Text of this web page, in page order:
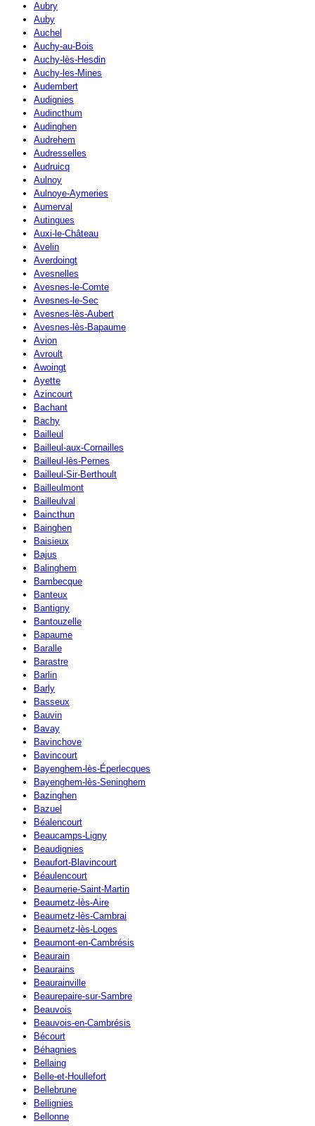
Aubry
Auby
Auchel
Auchy-au-Bois
Auchy-lès-Hesdin
Auchy-les-Mines
Audembert
Audignies
Audincthum
Audinghen
Audrehem
Audresselles
Audruicq
Aulnoy
Aulnoye-Aymeries
Aumerval
Autingues
Auxi-le-Château
Avelin
Averdoingt
Avesnelles
Avesnes-le-Comte
Avesnes-le-Sec
Avesnes-lès-Aubert
Avesnes-lès-Bapaume
Avion
Avroult
Awoingt
Ayette
Azincourt
Bachant
Bachy
Bailleul
Bailleul-aux-Cornailles
Bailleul-lès-Pernes
Bailleul-Sir-Berthoult
Bailleulmont
Bailleulval
Baincthun
Bainghen
Baisieux
Bajus
Balinghem
Bambecque
Banteux
Bantigny
Bantouzelle
Bapaume
Baralle
Barastre
Barlin
Barly
Basseux
Bauvin
Bavay
Bavinchove
Bavincourt
Bayenghem-lès-Éperlecques
Bayenghem-lès-Seninghem
Bazinghen
Bazuel
Béalencourt
Beaucamps-Ligny
Beaudignies
Beaufort-Blavincourt
Béaulencourt
Beaumerie-Saint-Martin
Beaumetz-lès-Aire
Beaumetz-lès-Cambrai
Beaumetz-lès-Loges
Beaumont-en-Cambrésis
Beaurain
Beaurains
Beaurainville
Beaurepaire-sur-Sambre
Beauvois
Beauvois-en-Cambrésis
Bécourt
Béhagnies
Bellaing
Belle-et-Houllefort
Bellebrune
Bellignies
Bellonne